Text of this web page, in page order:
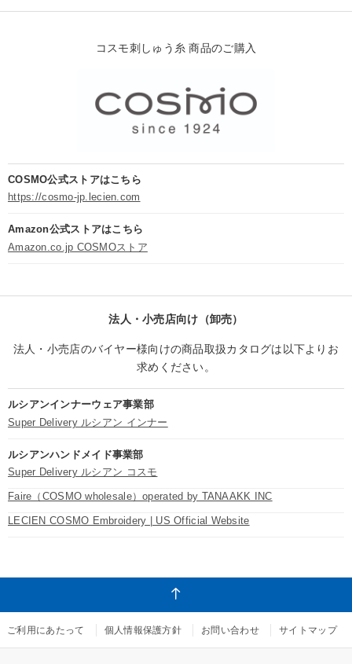
コスモ刺しゅう糸 商品のご購入
COSMO公式ストアはこちら
https://cosmo-jp.lecien.com
Amazon公式ストアはこちら
Amazon.co.jp COSMOストア
法人・小売店向け（卸売）
法人・小売店のバイヤー様向けの商品取扱カタログは以下よりお
求めください。
ルシアンインナーウェア事業部
Super Delivery ルシアン インナー
ルシアンハンドメイド事業部
Super Delivery ルシアン コスモ
Faire（COSMO wholesale）operated by TANAAKK INC
LECIEN COSMO Embroidery | US Official Website
ご利用にあたって 個人情報保護方針 お問い合わせ サイトマップ